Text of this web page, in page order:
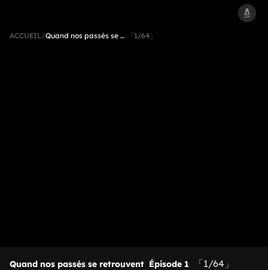
ACCUEIL/Quand nos passés se … 「1/64」
Quand nos passés se retrouvent Épisode 1
「1/64」